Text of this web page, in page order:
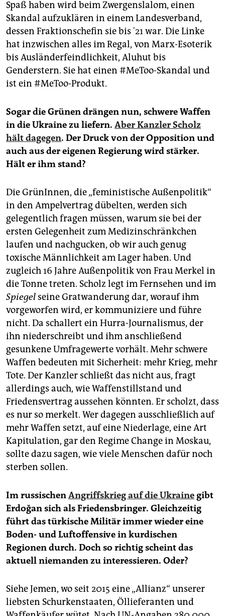
Spaß haben wird beim Zwergenslalom, einen
Skandal aufzuklären in einem Landesverband,
dessen Fraktionschefin sie bis '21 war. Die Linke
hat inzwischen alles im Regal, von Marx-Esoterik
bis Ausländerfeindlichkeit, Aluhut bis
Genderstern. Sie hat einen #MeToo-Skandal und
ist ein #MeToo-Produkt.
Sogar die Grünen drängen nun, schwere Waffen
in die Ukraine zu liefern. Aber Kanzler Scholz
hält dagegen. Der Druck von der Opposition und
auch aus der eigenen Regierung wird stärker.
Hält er ihm stand?
Die GrünInnen, die „feministische Außenpolitik“
in den Ampelvertrag dübelten, werden sich
gelegentlich fragen müssen, warum sie bei der
ersten Gelegenheit zum Medizinschränkchen
laufen und nachgucken, ob wir auch genug
toxische Männlichkeit am Lager haben. Und
zugleich 16 Jahre Außenpolitik von Frau Merkel in
die Tonne treten. Scholz legt im Fernsehen und im
Spiegel seine Gratwanderung dar, worauf ihm
vorgeworfen wird, er kommuniziere und führe
nicht. Da schallert ein Hurra-Journalismus, der
ihn niederschreibt und ihm anschließend
gesunkene Umfragewerte vorhält. Mehr schwere
Waffen bedeuten mit Sicherheit: mehr Krieg, mehr
Tote. Der Kanzler schließt das nicht aus, fragt
allerdings auch, wie Waffenstillstand und
Friedensvertrag aussehen könnten. Er scholzt, dass
es nur so merkelt. Wer dagegen ausschließlich auf
mehr Waffen setzt, auf eine Niederlage, eine Art
Kapitulation, gar den Regime Change in Moskau,
sollte dazu sagen, wie viele Menschen dafür noch
sterben sollen.
Im russischenAngriffskrieg auf die Ukrainegibt
Erdoğan sich als Friedensbringer. Gleichzeitig
führt das türkische Militär immer wieder eine
Boden- und Luftoffensive in kurdischen
Regionen durch. Doch so richtig scheint das
aktuell niemanden zu interessieren. Oder?
Siehe Jemen, wo seit 2015 eine „Allianz“ unserer
liebsten Schurkenstaaten, Öllieferanten und